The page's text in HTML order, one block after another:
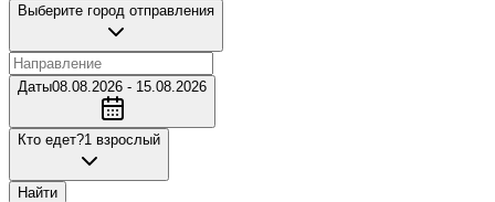
Выберите город отправления
Даты08.08.2026 - 15.08.2026
Кто едет?1 взрослый
Найти